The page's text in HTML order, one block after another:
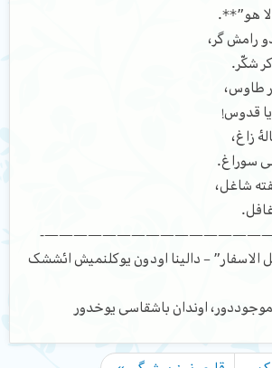
هو”**.
گر،
شکّر.
طاوس،
یا قدوس!
زاغ،
سوراغ.
شاغل،
– دالینا اودون یوکلنمیش ائششک
اوندان باشقاسی یوخدور